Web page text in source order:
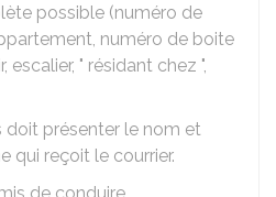
possible (numéro de
numéro de boite
escalier, " résidant chez ",
présenter le nom et
qui reçoit le courrier.